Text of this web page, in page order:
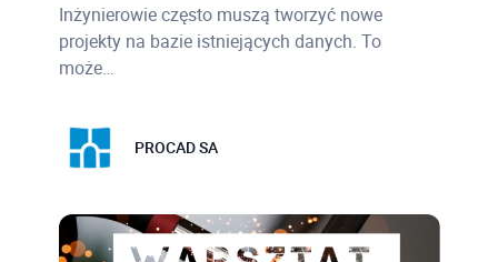
Inżynierowie często muszą tworzyć nowe
projekty na bazie istniejących danych. To
może…
PROCAD SA